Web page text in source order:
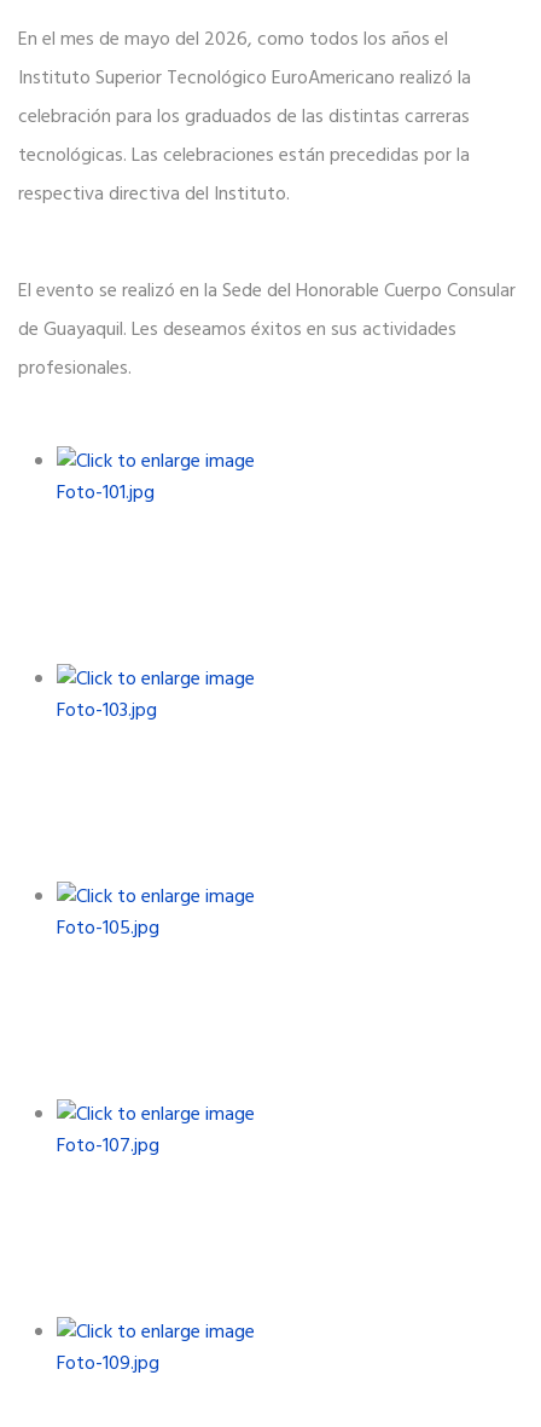
En el mes de mayo del 2026, como todos los años el
Instituto Superior Tecnológico EuroAmericano realizó la
celebración para los graduados de las distintas carreras
tecnológicas. Las celebraciones están precedidas por la
respectiva directiva del Instituto.
El evento se realizó en la Sede del Honorable Cuerpo Consular
de Guayaquil. Les deseamos éxitos en sus actividades
profesionales.